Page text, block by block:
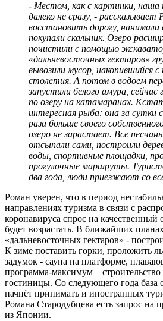
- Местом, как с картинки, наша
далеко не сразу, -
восстановить дорогу, нанимали
покупали скальник. Озеро
почистили с помощью
«дальневосточных гектаров»
вывозили мусор, накопившийся с
столетия. А потом в водоем
запустили белого амура,
по озеру на катамаранах.
интересная рыба: она за сутки
раза больше своего
озеро не зарастает. Все
отсыпали сами, построили
воды, спортивные площадки,
прогулочные маршруты.
два года, люди приезжают со
Роман уверен, что в период
направлениях туризма в связи с
коронавируса спрос на
будет возрастать. В ближайших
«дальневосточных гектаров» -
К зиме поставить горки, проложить
задумок - сауна на платформе,
программа-максимум – строительство
гостиницы. Со следующего года база
начнёт принимать и иностранных
Романа Стародубцева есть запрос на
из Японии.